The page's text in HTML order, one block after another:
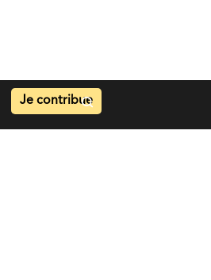
Je contribue